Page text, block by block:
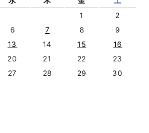
1
2
6 7 8
9
13 14 15
16
20 21 22
23
27 28 29
30